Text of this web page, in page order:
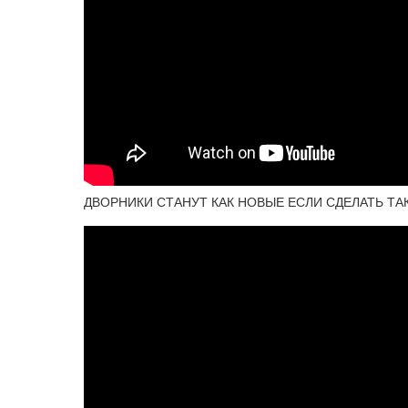
ДВОРНИКИ СТАНУТ КАК НОВЫЕ ЕСЛИ СДЕЛАТЬ